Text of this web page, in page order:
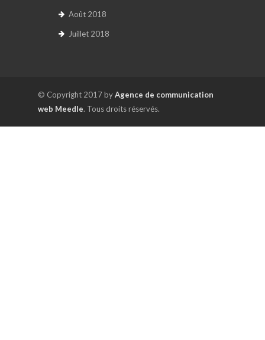
Août 2018
Juillet 2018
© Copyright 2017 byAgence de communication
web Meedle. Tous droits réservés.